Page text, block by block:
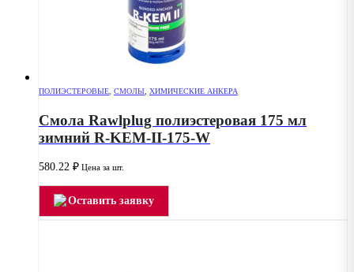
ПОЛИЭСТЕРОВЫЕ СМОЛЫ ХИМИЧЕСКИЕ АНКЕРА
Смола Rawlplug полиэстеровая 175 мл
зимний R-KEM-II-175-W
580.22 ₽ Цена за шт.
Оставить заявку